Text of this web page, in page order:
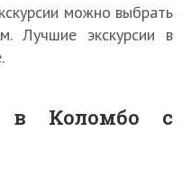
можно выбрать
Лучшие экскурсии в
в Коломбо с